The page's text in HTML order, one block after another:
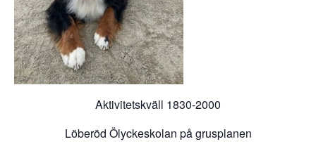
Aktivitetskväll 1830-2000
Löberöd Ölyckeskolan på grusplanen